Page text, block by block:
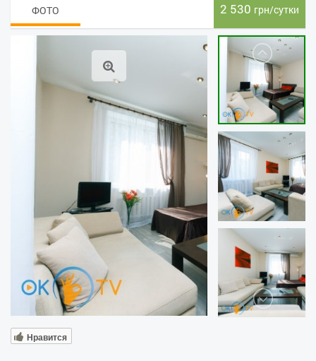
ФОТО 2 530 грн/сутки
Нравится